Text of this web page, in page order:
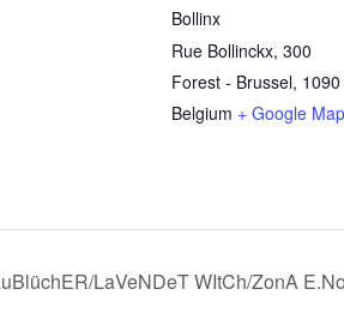
Bollinx
Rue Bollinckx, 300
Forest - Brussel, 1090
Belgium + Google Map
LaVeNDeT WItCh/ZonA